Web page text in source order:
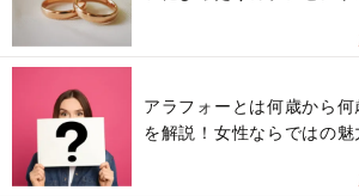
アラフォーとは何歳から
を解説！女性ならではの魅